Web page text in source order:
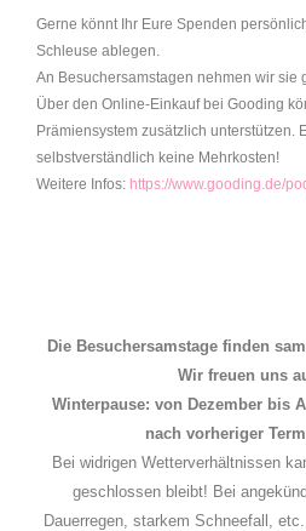
Gerne könnt Ihr Eure Spenden
Schleuse ablegen.
An Besuchersamstagen nehmen wir sie
Über den Online-Einkauf bei Gooding
Prämiensystem zusätzlich unterstützen.
selbstverständlich keine Mehrkosten!
Weitere Infos: https://www.gooding.de/
Die Besuchersamstage finden
Wir freuen uns
Winterpause: von Dezember bis
nach vorheriger
Bei widrigen Wetterverhältnissen
geschlossen bleibt! Bei
Dauerregen, starkem Schneefall,